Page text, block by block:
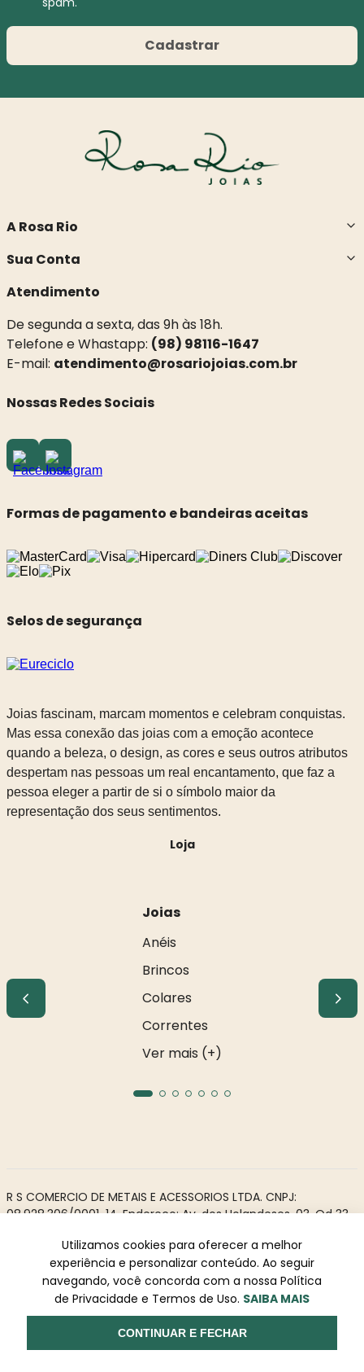
Cadastrar
A Rosa Rio
Sua Conta
Atendimento
De segunda a sexta, das 9h às 18h.
Telefone e Whastapp: (98) 98116-1647
E-mail: atendimento@rosariojoias.com.br
Nossas Redes Sociais
Formas de pagamento e bandeiras aceitas
Selos de segurança
Joias fascinam, marcam momentos e celebram conquistas.
Mas essa conexão das joias com a emoção acontece
quando a beleza, o design, as cores e seus outros atributos
despertam nas pessoas um real encantamento, que faz a
pessoa eleger a partir de si o símbolo maior da
representação dos seus sentimentos.
Loja
Joias
Anéis
Brincos
Colares
Correntes
Ver mais (+)
R S COMERCIO DE METAIS E ACESSORIOS LTDA. CNPJ:
08.928.306/0001-14. Endereço: Av. dos Holandeses, 03, Qd 33,
Todos os direitos reservados à Rosa Rio - As informações não
podem ser reproduzidas total ou parcialmente sem
autorização prévia.
Powered by Desenvolvido
Utilizamos cookies para oferecer a melhor
experiência e personalizar conteúdo. Ao seguir
navegando, você concorda com a nossa Política
de Privacidade e Termos de Uso. SAIBA MAIS
CONTINUAR E FECHAR